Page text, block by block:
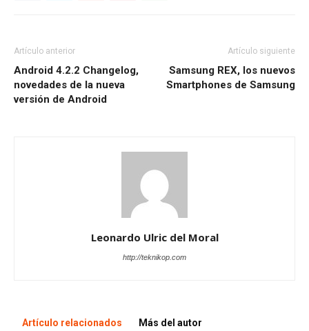
Artículo anterior
Android 4.2.2 Changelog,
novedades de la nueva
versión de Android
Artículo siguiente
Samsung REX, los nuevos
Smartphones de Samsung
Leonardo Ulric del Moral
http://teknikop.com
Artículo relacionados Más del autor